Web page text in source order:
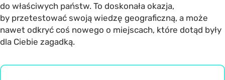
do właściwych państw. To doskonała okazja,
by przetestować swoją wiedzę geograficzną, a może
nawet odkryć coś nowego o miejscach, które dotąd były
dla Ciebie zagadką.